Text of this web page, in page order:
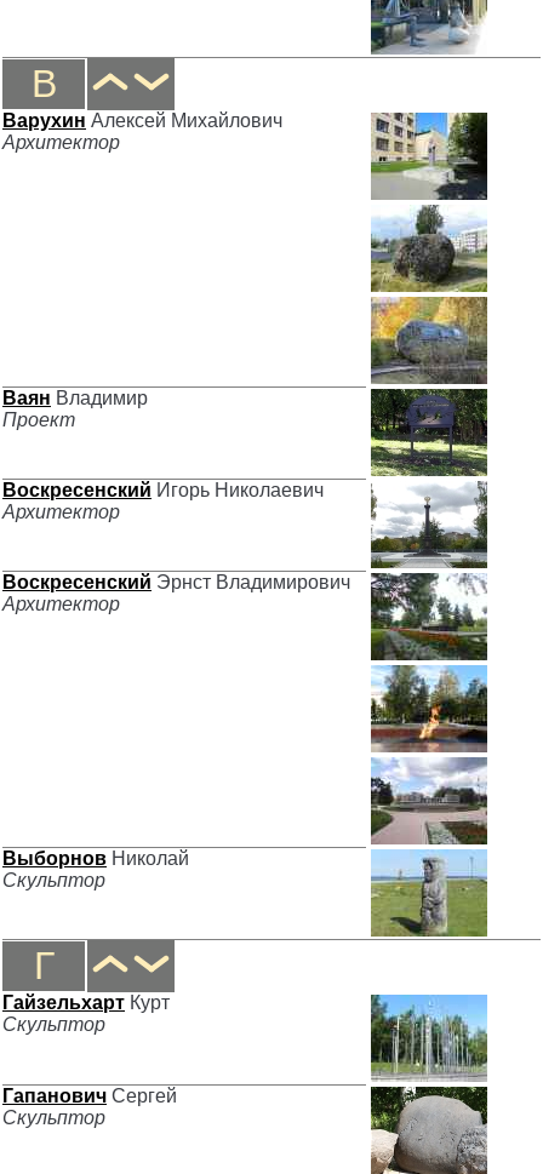
В
Варухин Алексей Михайлович
Архитектор
Ваян Владимир
Проект
Воскресенский Игорь Николаевич
Архитектор
Воскресенский Эрнст Владимирович
Архитектор
Выборнов Николай
Скульптор
Г
Гайзельхарт Курт
Скульптор
Гапанович Сергей
Скульптор